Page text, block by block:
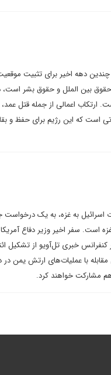
دهه اخیر برای تثبیت
حقوق بین الملل و حقوق بشر
اعمالی از جمله قتل عمد،
است که این رژیم برای حفظ و
اسرائیل به غزه، به یک درخواست
است. سفر اخیر وزیر دفاع
خبری تل‌آویو از تشکیل
مقابله با عملیات‌های ارتش یمن در
مشارکت خواهند کرد.